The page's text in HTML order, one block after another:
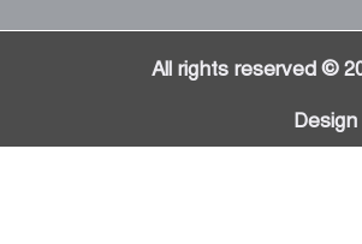
All rights reserved ©